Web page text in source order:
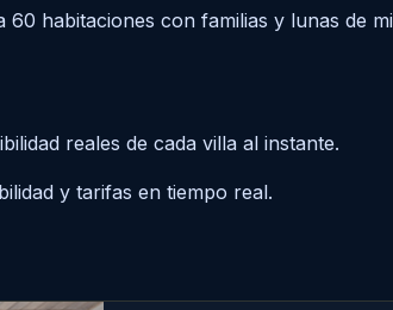
habitaciones con familias y lunas de
reales de cada villa al instante.
y tarifas en tiempo real.